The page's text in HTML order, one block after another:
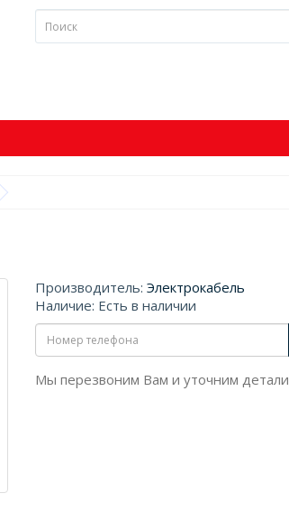
Производитель: Электрокабель
Наличие: Есть в наличии
Мы перезвоним Вам и уточним детали